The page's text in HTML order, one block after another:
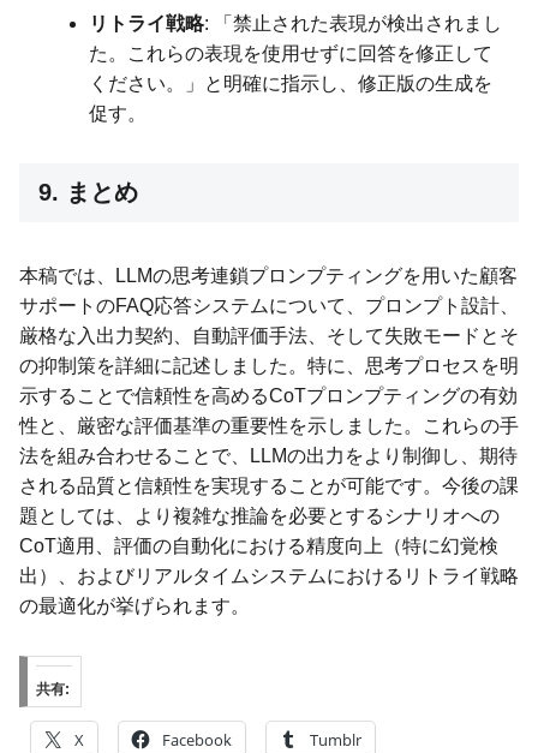
リトライ戦略: 「禁止された表現が検出されまし
た。これらの表現を使用せずに回答を修正して
ください。」と明確に指示し、修正版の生成を
促す。
9. まとめ
本稿では、LLMの思考連鎖プロンプティングを用いた顧客
サポートのFAQ応答システムについて、プロンプト設計、
厳格な入出力契約、自動評価手法、そして失敗モードとそ
の抑制策を詳細に記述しました。特に、思考プロセスを明
示することで信頼性を高めるCoTプロンプティングの有効
性と、厳密な評価基準の重要性を示しました。これらの手
法を組み合わせることで、LLMの出力をより制御し、期待
される品質と信頼性を実現することが可能です。今後の課
題としては、より複雑な推論を必要とするシナリオへの
CoT適用、評価の自動化における精度向上（特に幻覚検
出）、およびリアルタイムシステムにおけるリトライ戦略
の最適化が挙げられます。
共有:
X Facebook Tumblr